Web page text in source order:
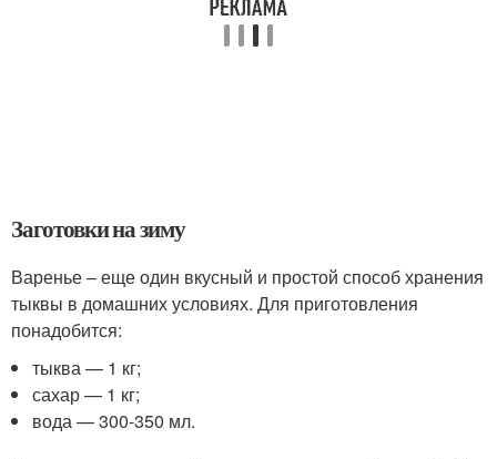
Заготовки на зиму
Варенье – еще один вкусный и простой способ хранения
тыквы в домашних условиях. Для приготовления
понадобится:
тыква — 1 кг;
сахар — 1 кг;
вода — 300-350 мл.